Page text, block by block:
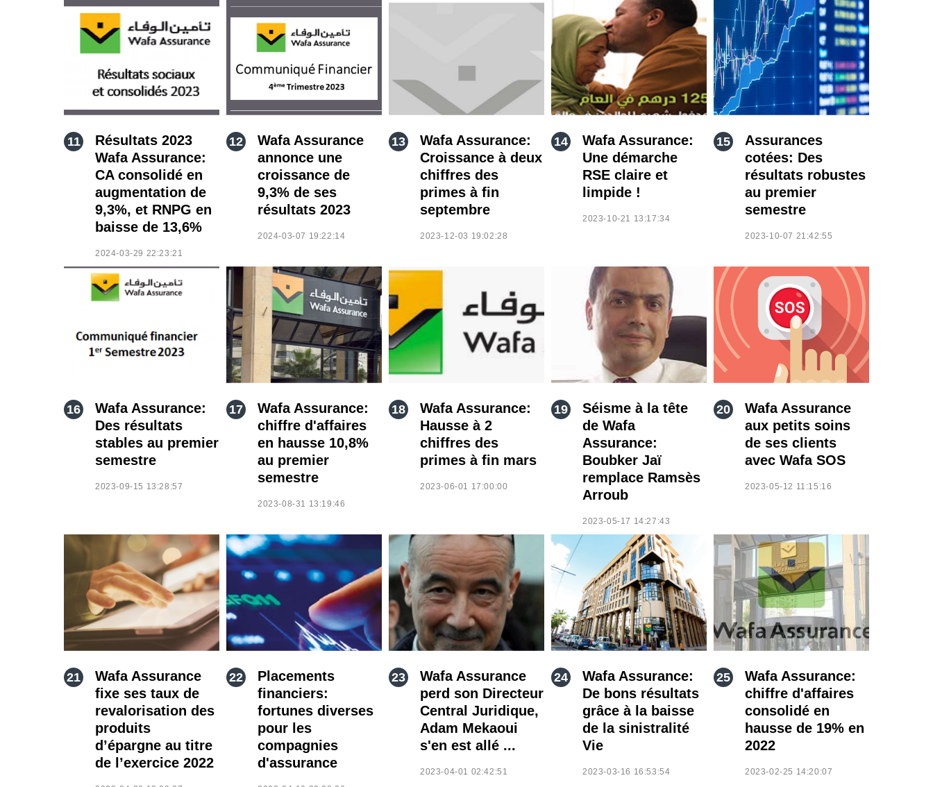
Résultats 2023
Wafa Assurance:
CA consolidé en
augmentation de
9,3%, et RNPG en
baisse de 13,6%
2024-03-29 22:23:21
Wafa Assurance
annonce une
croissance de
9,3% de ses
résultats 2023
2024-03-07 19:22:14
Wafa Assurance:
Croissance à deux
chiffres des
primes à fin
septembre
2023-12-03 19:02:28
Wafa Assurance:
Une démarche
RSE claire et
limpide !
2023-10-21 13:17:34
Assurances
cotées: Des
résultats robustes
au premier
semestre
2023-10-07 21:42:55
Wafa Assurance:
Des résultats
stables au premier
semestre
2023-09-15 13:28:57
Wafa Assurance:
chiffre d'affaires
en hausse 10,8%
au premier
semestre
2023-08-31 13:19:46
Wafa Assurance:
Hausse à 2
chiffres des
primes à fin mars
2023-06-01 17:00:00
Séisme à la tête
de Wafa
Assurance:
Boubker Jaï
remplace Ramsès
Arroub
2023-05-17 14:27:43
Wafa Assurance
aux petits soins
de ses clients
avec Wafa SOS
2023-05-12 11:15:16
Wafa Assurance
fixe ses taux de
revalorisation des
produits
d’épargne au titre
de l’exercice 2022
Placements
financiers:
fortunes diverses
pour les
compagnies
d'assurance
Wafa Assurance
perd son Directeur
Central Juridique,
Adam Mekaoui
s'en est allé ...
2023-04-01 02:42:51
Wafa Assurance:
De bons résultats
grâce à la baisse
de la sinistralité
Vie
2023-03-16 16:53:54
Wafa Assurance:
chiffre d'affaires
consolidé en
hausse de 19% en
2022
2023-02-25 14:20:07